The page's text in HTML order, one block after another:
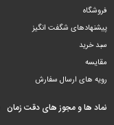
فروشگاه
پیشنهادهای شگفت انگیز
سبد خرید
مقایسه
رویه های ارسال سفارش
نماد ها و مجوز های دقت زمان